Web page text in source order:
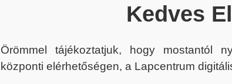
Kedves
Örömmel tájékoztatjuk, hogy mostantól
központi elérhetőségen, a Lapcentrum